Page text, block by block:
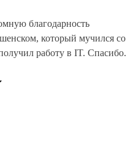
благодарность
который мучился со
работу в IT. Спасибо.